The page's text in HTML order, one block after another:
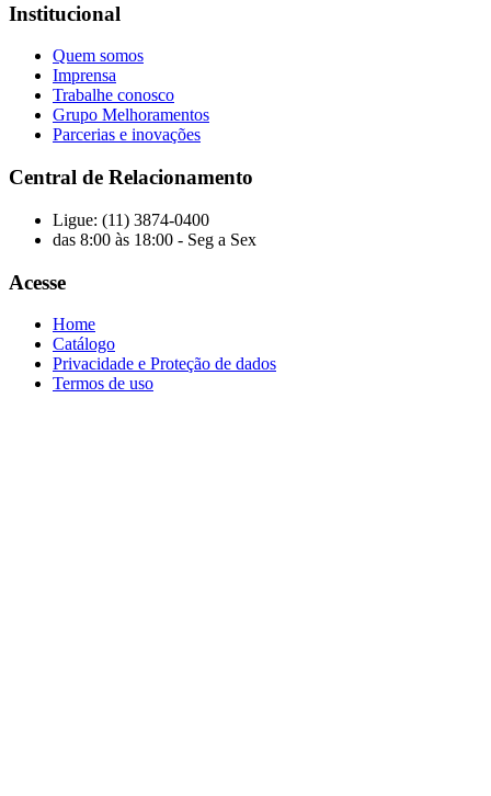
Institucional
Quem somos
Imprensa
Trabalhe conosco
Grupo Melhoramentos
Parcerias e inovações
Central de Relacionamento
Ligue: (11) 3874-0400
das 8:00 às 18:00 - Seg a Sex
Acesse
Home
Catálogo
Privacidade e Proteção de dados
Termos de uso